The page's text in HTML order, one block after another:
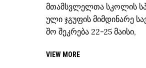
მთამსვლელთა სკოლის
ული ჯგუფის მიმდინარე
შო შეკრება 22-25 მაისი,
VIEW MORE